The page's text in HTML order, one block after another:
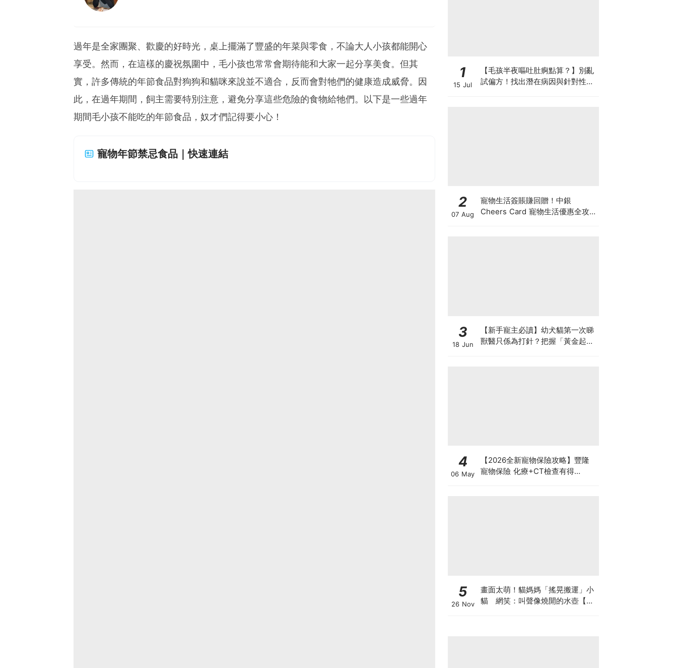
過年是全家團聚、歡慶的好時光，桌上擺滿了豐盛的年菜與零食，不論大人小孩都能開心
享受。然而，在這樣的慶祝氛圍中，毛小孩也常常會期待能和大家一起分享美食。但其
實，許多傳統的年節食品對狗狗和貓咪來說並不適合，反而會對牠們的健康造成威脅。因
此，在過年期間，飼主需要特別注意，避免分享這些危險的食物給牠們。以下是一些過年
期間毛小孩不能吃的年節食品，奴才們記得要小心！
寵物年節禁忌食品｜快速連結
1
15 Jul
【毛孩半夜嘔吐肚痾點算？】別亂
試偏方！找出潛在病因與針對性營
2
07 Aug
寵物生活簽賬賺回贈！中銀
Cheers Card 寵物生活優惠全攻
3
18 Jun
【新手寵主必讀】幼犬貓第一次睇
獸醫只係為打針？把握「黃金起跑
4
06 May
【2026全新寵物保險攻略】豐隆
寵物保險 化療+CT檢查有得
5
26 Nov
畫面太萌！貓媽媽「搖晃搬運」小
貓 網笑：叫聲像燒開的水壺【有